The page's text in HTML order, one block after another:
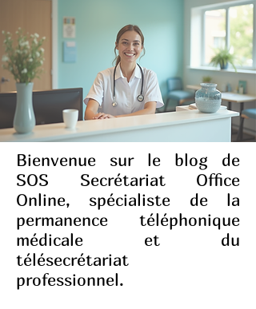
Bienvenue sur le blog de
SOS Secrétariat Office
Online, spécialiste de la
permanence téléphonique
médicale et du
télésecrétariat
professionnel.